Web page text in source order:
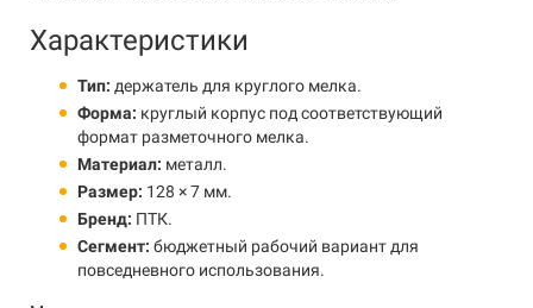
Характеристики
Тип: держатель для круглого мелка.
Форма: круглый корпус под соответствующий
формат разметочного мелка.
Материал: металл.
Размер: 128 × 7 мм.
Бренд: ПТК.
Сегмент: бюджетный рабочий вариант для
повседневного использования.